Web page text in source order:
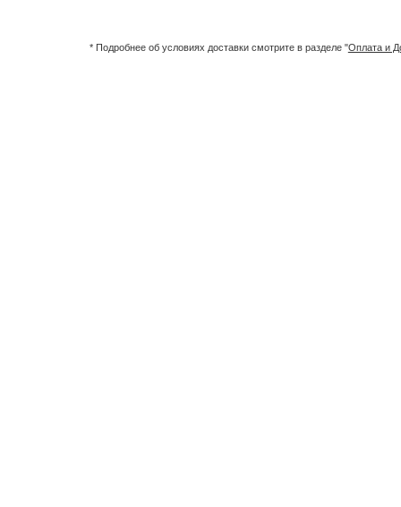
* Подробнее об условиях доставки смотрите в разделе "Оплата и